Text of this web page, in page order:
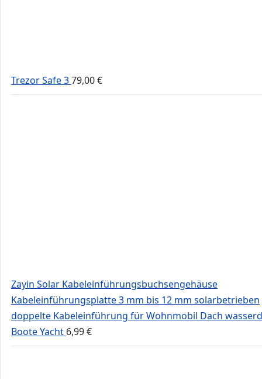
Trezor Safe 379,00€
Zayin Solar Kabeleinführungsbuchsengehäuse
Kabeleinführungsplatte 3 mm bis 12 mm solarbetrieben
doppelte Kabeleinführung für Wohnmobil Dach
Boote Yacht 6,99€